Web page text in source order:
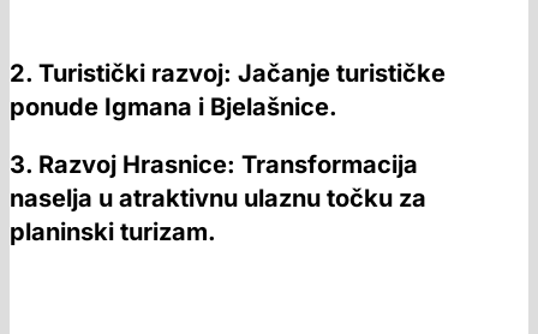
2. Turistički razvoj: Jačanje turističke
ponude Igmana i Bjelašnice.
3. Razvoj Hrasnice: Transformacija
naselja u atraktivnu ulaznu točku za
planinski turizam.